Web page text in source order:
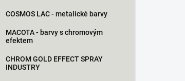
COSMOS LAC - metalické barvy
MACOTA - barvy s chromovým
efektem
CHROM GOLD EFFECT SPRAY
INDUSTRY